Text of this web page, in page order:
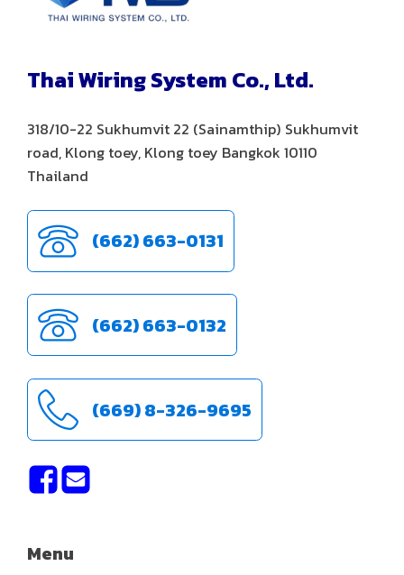
Thai Wiring System Co., Ltd.
318/10-22 Sukhumvit 22 (Sainamthip) Sukhumvit
road, Klong toey, Klong toey Bangkok 10110
Thailand
(662) 663-0131
(662) 663-0132
(669) 8-326-9695
Menu